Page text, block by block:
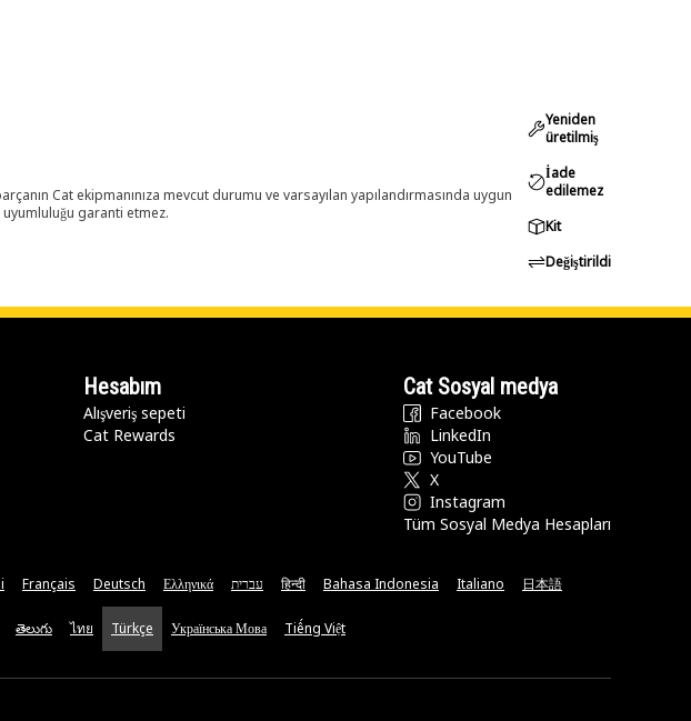
Cat ekipmanınıza mevcut durumu ve varsayılan yapılandırmasında uygun
garanti etmez.
Yeniden
üretilmiş
İade
edilemez
Kit
Değiştirildi
Hesabım
Alışveriş sepeti
Cat Rewards
Cat Sosyal medya
Facebook
LinkedIn
YouTube
X
Instagram
Tüm Sosyal Medya Hesapları
Français Deutsch Ελληνικά עברית हिन्दी Bahasa Indonesia Italiano 日本語
తెలుగు ไทย Türkçe Українська Мова Tiếng Việt